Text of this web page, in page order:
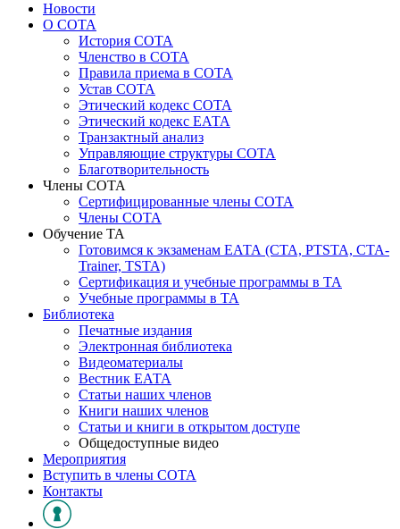
Новости
О СОТА
История СОТА
Членство в СОТА
Правила приема в СОТА
Устав СОТА
Этический кодекс СОТА
Этический кодекс ЕАТА
Транзактный анализ
Управляющие структуры СОТА
Благотворительность
Члены СОТА
Сертифицированные члены СОТА
Члены СОТА
Обучение ТА
Готовимся к экзаменам ЕАТА (СТА, PTSTA, СТА-
Trainer, TSTA)
Сертификация и учебные программы в ТА
Учебные программы в ТА
Библиотека
Печатные издания
Электронная библиотека
Видеоматериалы
Вестник ЕАТА
Статьи наших членов
Книги наших членов
Статьи и книги в открытом доступе
Общедоступные видео
Мероприятия
Вступить в члены СОТА
Контакты